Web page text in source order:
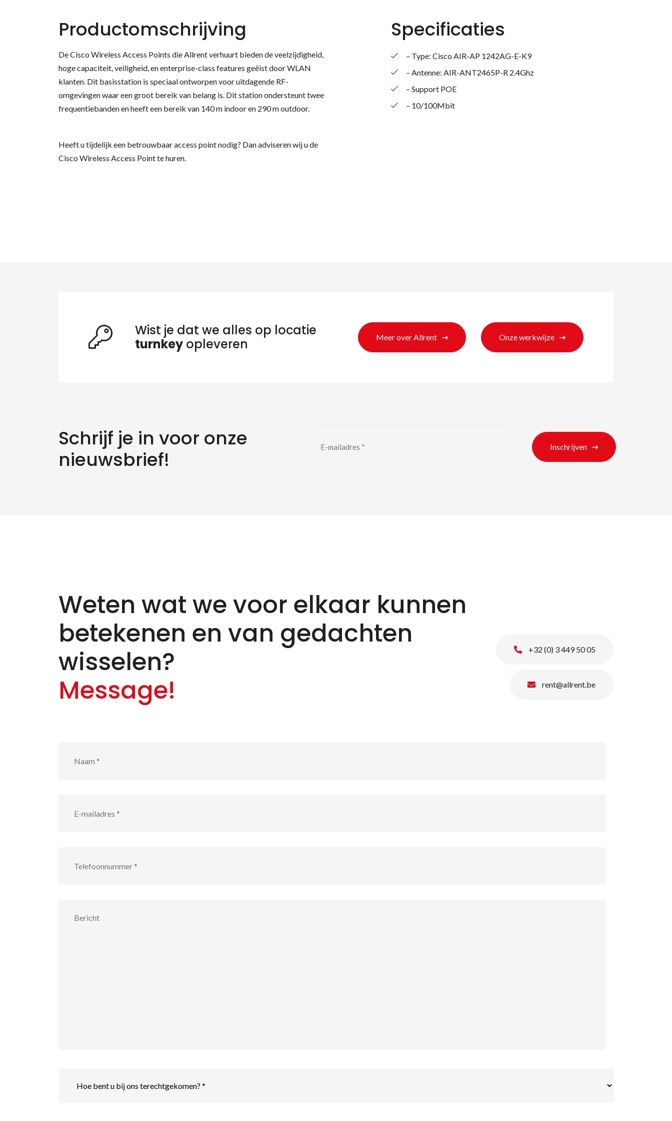
Productomschrijving
De Cisco Wireless Access Points die Allrent verhuurt bieden de veelzijdigheid,
hoge capaciteit, veiligheid, en enterprise-class features geëist door WLAN
klanten. Dit basisstation is speciaal ontworpen voor uitdagende RF-
omgevingen waar een groot bereik van belang is. Dit station ondersteunt twee
frequentiebanden en heeft een bereik van 140 m indoor en 290 m outdoor.
Heeft u tijdelijk een betrouwbaar access point nodig? Dan adviseren wij u de
Cisco Wireless Access Point te huren.
Specificaties
– Type: Cisco AIR-AP 1242AG-E-K9
– Antenne: AIR-ANT2465P-R 2.4Ghz
– Support POE
– 10/100Mbit
Wist je dat we alles op locatie
turnkey opleveren Meer over Allrent Onze werkwijze
Schrijf je in voor onze
nieuwsbrief!
Inschrijven
Weten wat we voor elkaar kunnen
betekenen en van gedachten
wisselen?
Message!
+32 (0) 3 449 50 05
rent@allrent.be
Zoeken naar producten